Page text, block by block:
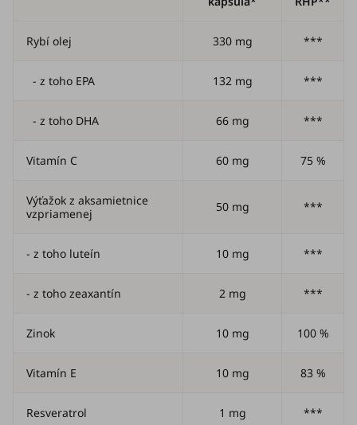
Rybí olej 330 mg ***
- z toho EPA 132 mg ***
- z toho DHA 66 mg ***
Vitamín C 60 mg 75 %
Výťažok z aksamietnice
vzpriamenej
50 mg ***
- z toho luteín 10 mg ***
- z toho zeaxantín 2 mg ***
Zinok 10 mg 100 %
Vitamín E 10 mg 83 %
Resveratrol 1 mg ***